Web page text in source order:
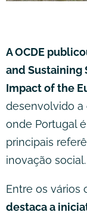
A OCDE
and Sustaining
Impact of the
desenvolvido a
onde Portugal
principais
inovação social.
Entre os vários
destaca a